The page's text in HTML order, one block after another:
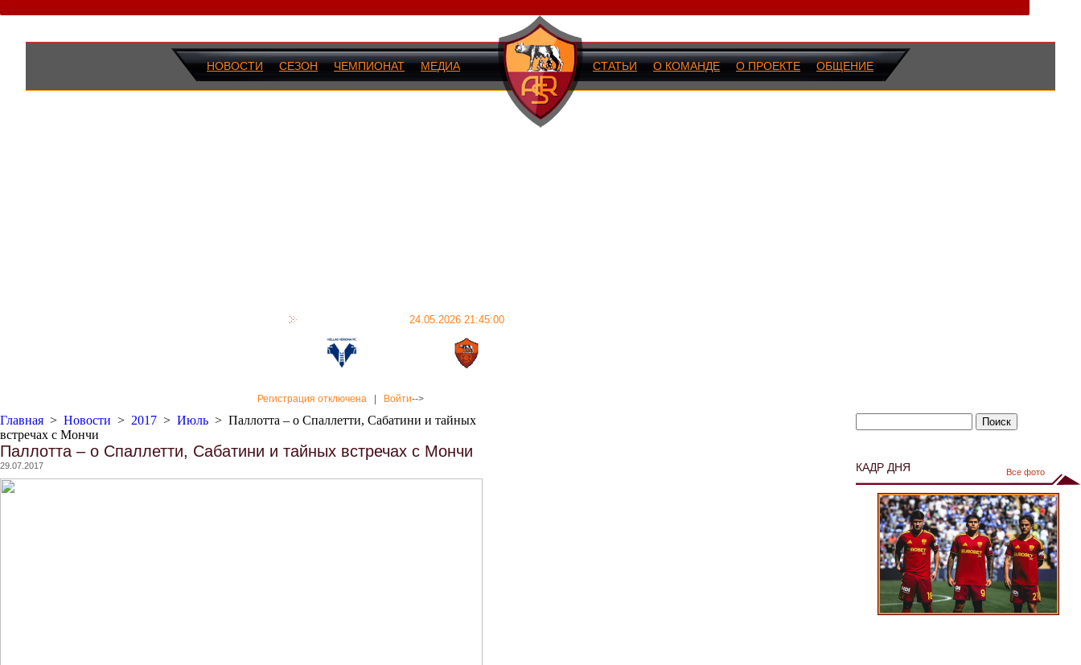
НОВОСТИ СЕЗОН ЧЕМПИОНАТ МЕДИА СТАТЬИ О КОМАНДЕ О ПРОЕКТЕ ОБЩЕНИЕ
24.05.2026 21:45:00
Регистрация отключена Войти-->
Главная > Новости > 2017 > Июль > Паллотта – о Спаллетти, Сабатини и тайных
встречах с Мончи
Паллотта – о Спаллетти, Сабатини и тайных встречах с Мончи
29.07.2017 КАДР ДНЯ Все фото